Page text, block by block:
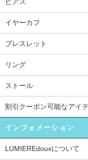
ピアス
イヤーカフ
ブレスレット
リング
ストール
割引クーポン可能なアイ
インフォメーション
LUMIEREdouxについて